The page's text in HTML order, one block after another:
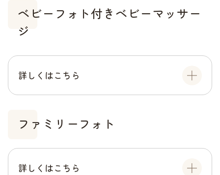
ベビーフォト付きベビーマッサー
ジ
詳しくはこちら
ファミリーフォト
詳しくはこちら